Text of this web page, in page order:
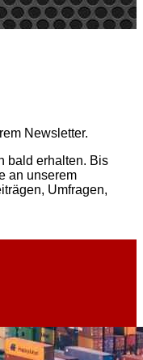
Newsletter.
bald erhalten. Bis
an unserem
Umfragen,